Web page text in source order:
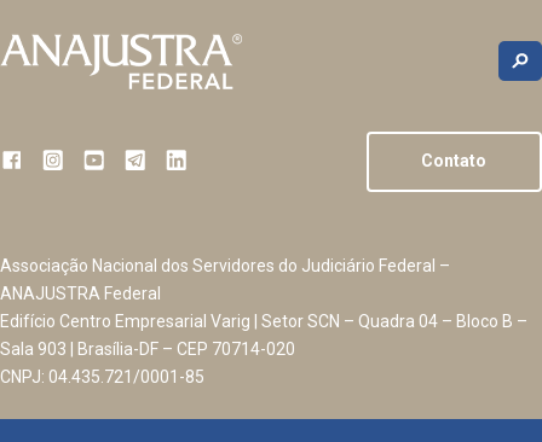
Contato
Associação Nacional dos Servidores do Judiciário Federal –
ANAJUSTRA Federal
Edifício Centro Empresarial Varig | Setor SCN – Quadra 04 – Bloco B –
Sala 903 | Brasília-DF – CEP 70714-020
CNPJ: 04.435.721/0001-85